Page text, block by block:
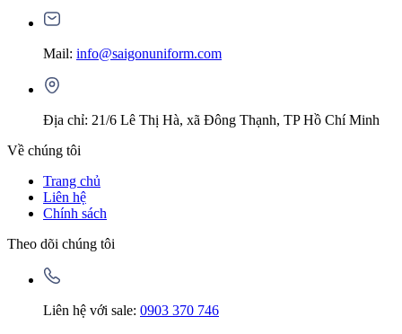
Mail: info@saigonuniform.com
Địa chỉ: 21/6 Lê Thị Hà, xã Đông Thạnh, TP Hồ Chí Minh
Về chúng tôi
Trang chủ
Liên hệ
Chính sách
Theo dõi chúng tôi
Liên hệ với sale: 0903 370 746